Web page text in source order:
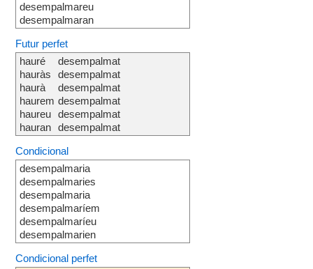
desempalmareu
desempalmaran
Futur perfet
hauré
hauràs
haurà
haurem
haureu
hauran
desempalmat
desempalmat
desempalmat
desempalmat
desempalmat
desempalmat
Condicional
desempalmaria
desempalmaries
desempalmaria
desempalmaríem
desempalmaríeu
desempalmarien
Condicional perfet